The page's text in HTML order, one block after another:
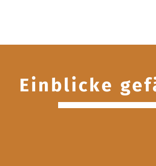
Einblicke